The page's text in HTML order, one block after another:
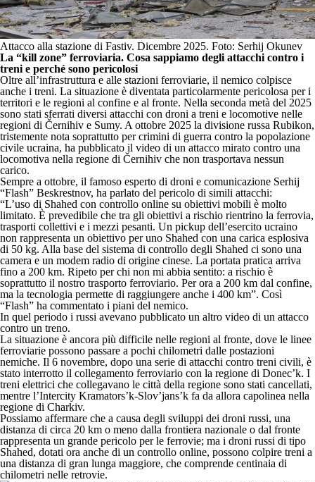
Attacco alla stazione di Fastiv. Dicembre 2025. Foto: Serhij Okunev
La “kill zone” ferroviaria. Cosa sappiamo degli attacchi contro i
treni e perché sono pericolosi
Oltre all’infrastruttura e alle stazioni ferroviarie, il nemico colpisce
anche i treni. La situazione è diventata particolarmente pericolosa per i
territori e le regioni al confine e al fronte. Nella seconda metà del 2025
sono stati sferrati diversi attacchi con droni a treni e locomotive nelle
regioni di Černihiv e Sumy. A ottobre 2025 la divisione russa Rubikon,
tristemente nota soprattutto per crimini di guerra contro la popolazione
civile ucraina, ha pubblicato il video di un attacco mirato contro una
locomotiva nella regione di Černihiv che non trasportava nessun
carico.
Sempre a ottobre, il famoso esperto di droni e comunicazione Serhij
“Flash” Beskrestnov, ha parlato del pericolo di simili attacchi:
“L’uso di Shahed con controllo online su obiettivi mobili è molto
limitato. È prevedibile che tra gli obiettivi a rischio rientrino la ferrovia,
trasporti collettivi e i mezzi pesanti. Un pickup dell’esercito ucraino
non rappresenta un obiettivo per uno Shahed con una carica esplosiva
di 50 kg. Alla base del sistema di controllo degli Shahed ci sono una
camera e un modem radio di origine cinese. La portata pratica arriva
fino a 200 km. Ripeto per chi non mi abbia sentito: a rischio è
soprattutto il nostro trasporto ferroviario. Per ora a 200 km dal confine,
ma la tecnologia permette di raggiungere anche i 400 km”. Così
“Flash” ha commentato i piani del nemico.
In quel periodo i russi avevano pubblicato un altro video di un attacco
contro un treno.
La situazione è ancora più difficile nelle regioni al fronte, dove le linee
ferroviarie possono passare a pochi chilometri dalle postazioni
nemiche. Il 6 novembre, dopo una serie di attacchi contro treni civili, è
stato interrotto il collegamento ferroviario con la regione di Donec’k. I
treni elettrici che collegavano le città della regione sono stati cancellati,
mentre l’Intercity Kramators’k-Slov’jans’k fa da allora capolinea nella
regione di Charkiv.
Possiamo affermare che a causa degli sviluppi dei droni russi, una
distanza di circa 20 km o meno dalla frontiera nazionale o dal fronte
rappresenta un grande pericolo per le ferrovie; ma i droni russi di tipo
Shahed, dotati ora anche di un controllo online, possono colpire treni a
una distanza di gran lunga maggiore, che comprende centinaia di
chilometri nelle retrovie.